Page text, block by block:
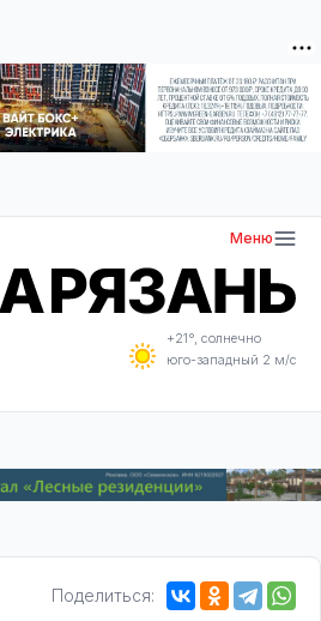
Меню
+21°, солнечно
юго-западный 2 м/с
Поделиться: